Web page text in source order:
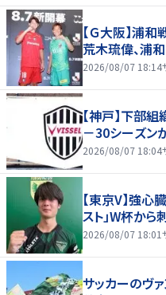
【Ｇ大阪】浦
荒木琉偉、浦
2026/08/07 18:14
【神戸】下部
－30シーズン
2026/08/07 18:04
【東京V】強心
スト」W杯から
2026/08/07 18:01
サッカーのヴ